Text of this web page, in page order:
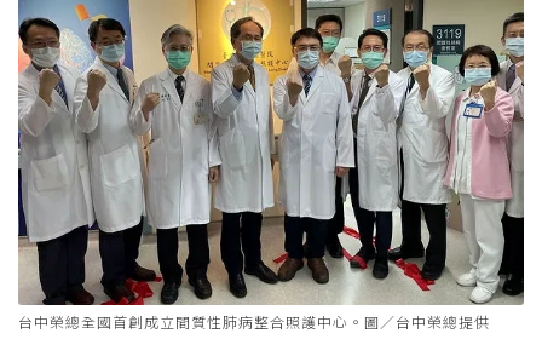
台中榮總全國首創成立間質性肺病整合照護中心。圖／台中榮總提供